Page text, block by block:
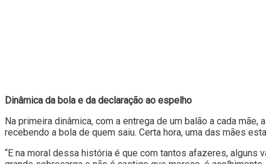
Dinâmica da bola e da declaração ao espelho
Na primeira dinâmica, com a entrega de um balão a cada
recebendo a bola de quem saiu. Certa hora, uma das mães
“E na moral dessa história é que com tantos afazeres,